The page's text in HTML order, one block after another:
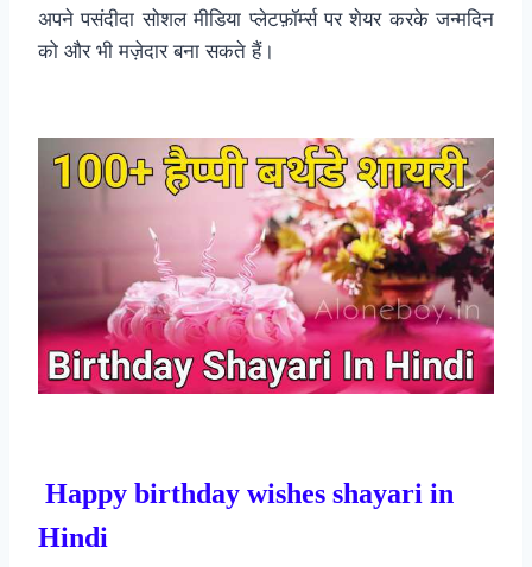
अपने पसंदीदा सोशल मीडिया प्लेटफ़ॉर्म्स पर शेयर करके जन्मदिन
को और भी मज़ेदार बना सकते हैं।
Happy birthday wishes shayari in
Hindi